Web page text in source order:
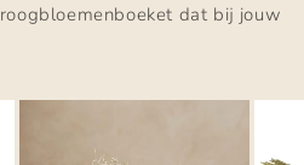
dat bij jouw